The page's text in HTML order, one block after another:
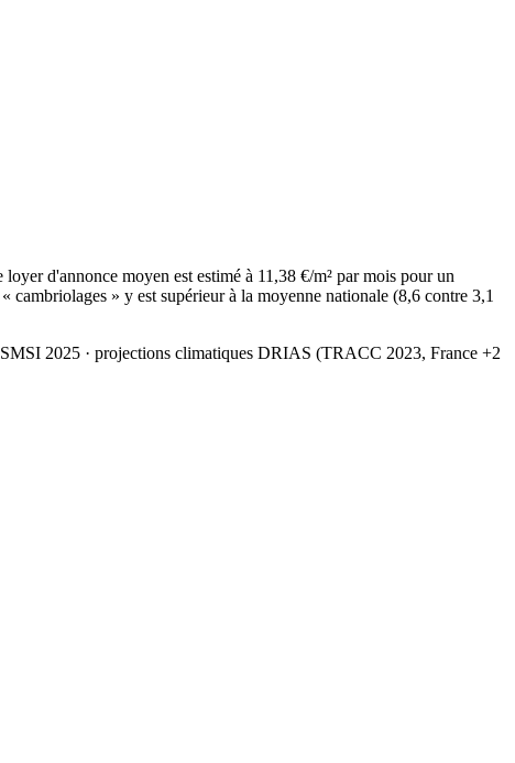
d'annonce moyen est estimé à 11,38 €/m² par mois pour un
» y est supérieur à la moyenne nationale (8,6 contre 3,1
2025 · projections climatiques DRIAS (TRACC 2023, France +2